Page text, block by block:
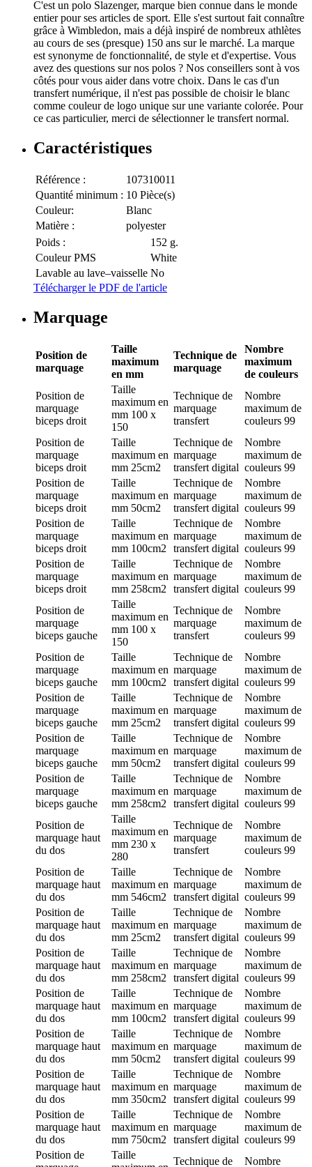
C'est un polo Slazenger, marque bien connue dans le monde
entier pour ses articles de sport. Elle s'est surtout fait connaître
grâce à Wimbledon, mais a déjà inspiré de nombreux athlètes
au cours de ses (presque) 150 ans sur le marché. La marque
est synonyme de fonctionnalité, de style et d'expertise. Vous
avez des questions sur nos polos ? Nos conseillers sont à vos
côtés pour vous aider dans votre choix. Dans le cas d'un
transfert numérique, il n'est pas possible de choisir le blanc
comme couleur de logo unique sur une variante colorée. Pour
ce cas particulier, merci de sélectionner le transfert normal.
Caractéristiques
Référence :
107310011
Quantité minimum : 10 Pièce(s)
Couleur:
Blanc
Matière :
polyester
Poids :
152 g.
Couleur PMS
White
Lavable au lave–vaisselle No
Télécharger le PDF de l'article
Marquage
Position de
marquage
Taille
maximum
en mm
Technique de
marquage
Nombre
maximum
de couleurs
Position de
marquage
biceps droit
Taille
maximum en
mm 100 x
150
Technique de
marquage
transfert
Nombre
maximum de
couleurs 99
Position de
marquage
biceps droit
Taille
maximum en
mm 25cm2
Technique de
marquage
transfert digital
Nombre
maximum de
couleurs 99
Position de
marquage
biceps droit
Taille
maximum en
mm 50cm2
Technique de
marquage
transfert digital
Nombre
maximum de
couleurs 99
Position de
marquage
biceps droit
Taille
maximum en
mm 100cm2
Technique de
marquage
transfert digital
Nombre
maximum de
couleurs 99
Position de
marquage
biceps droit
Taille
maximum en
mm 258cm2
Technique de
marquage
transfert digital
Nombre
maximum de
couleurs 99
Position de
marquage
biceps gauche
Taille
maximum en
mm 100 x
150
Technique de
marquage
transfert
Nombre
maximum de
couleurs 99
Position de
marquage
biceps gauche
Taille
maximum en
mm 100cm2
Technique de
marquage
transfert digital
Nombre
maximum de
couleurs 99
Position de
marquage
biceps gauche
Taille
maximum en
mm 25cm2
Technique de
marquage
transfert digital
Nombre
maximum de
couleurs 99
Position de
marquage
biceps gauche
Taille
maximum en
mm 50cm2
Technique de
marquage
transfert digital
Nombre
maximum de
couleurs 99
Position de
marquage
biceps gauche
Taille
maximum en
mm 258cm2
Technique de
marquage
transfert digital
Nombre
maximum de
couleurs 99
Position de
marquage haut
du dos
Taille
maximum en
mm 230 x
280
Technique de
marquage
transfert
Nombre
maximum de
couleurs 99
Position de
marquage haut
du dos
Taille
maximum en
mm 546cm2
Technique de
marquage
transfert digital
Nombre
maximum de
couleurs 99
Position de
marquage haut
du dos
Taille
maximum en
mm 25cm2
Technique de
marquage
transfert digital
Nombre
maximum de
couleurs 99
Position de
marquage haut
du dos
Taille
maximum en
mm 258cm2
Technique de
marquage
transfert digital
Nombre
maximum de
couleurs 99
Position de
marquage haut
du dos
Taille
maximum en
mm 100cm2
Technique de
marquage
transfert digital
Nombre
maximum de
couleurs 99
Position de
marquage haut
du dos
Taille
maximum en
mm 50cm2
Technique de
marquage
transfert digital
Nombre
maximum de
couleurs 99
Position de
marquage haut
du dos
Taille
maximum en
mm 350cm2
Technique de
marquage
transfert digital
Nombre
maximum de
couleurs 99
Position de
marquage haut
du dos
Taille
maximum en
mm 750cm2
Technique de
marquage
transfert digital
Nombre
maximum de
couleurs 99
Position de
Taille
Technique de Nombre